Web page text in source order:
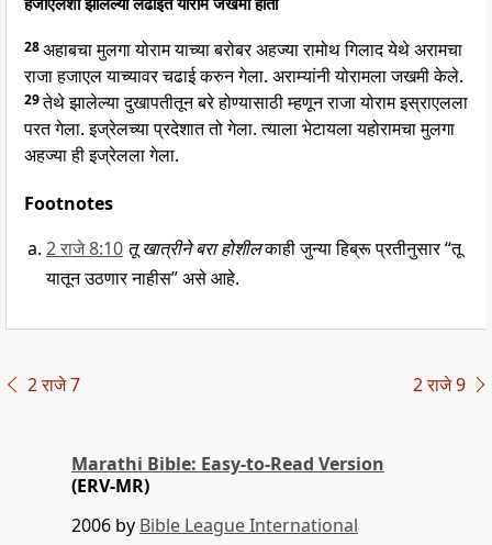
28अहाबचा मुलगा योराम याच्या बरोबर अहज्या रामोथ गिलाद येथे अरामचा
राजा हजाएल याच्यावर चढाई करुन गेला. अराम्यांनी योरामला जखमी केले.
29तेथे झालेल्या दुखापतीतून बरे होण्यासाठी म्हणून राजा योराम इस्राएलला
परत गेला. इज्रेलच्या प्रदेशात तो गेला. त्याला भेटायला यहोरामचा मुलगा
अहज्या ही इज्रेलला गेला.
Footnotes
2 राजे 8:10 तू खात्रीने बरा होशीलकाही जुन्या हिब्रू प्रतीनुसार “तू
यातून उठणार नाहीस” असे आहे.
2 राजे 7 2 राजे 9
Marathi Bible: Easy-to-Read Version
(ERV-MR)
2006 by Bible League International